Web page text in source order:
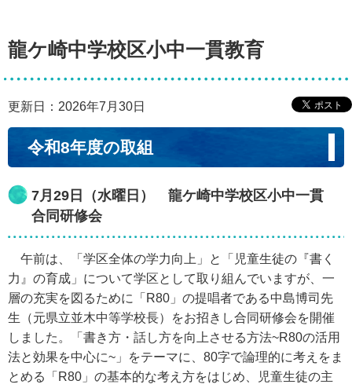
龍ケ崎中学校区小中一貫教育
更新日：2026年7月30日
令和8年度の取組
7月29日（水曜日） 龍ケ崎中学校区小中一貫
合同研修会
午前は、「学区全体の学力向上」と「児童生徒の『書く
力』の育成」について学区として取り組んでいますが、一
層の充実を図るために「R80」の提唱者である中島博司先
生（元県立並木中等学校長）をお招きし合同研修会を開催
しました。「書き方・話し方を向上させる方法~R80の活用
法と効果を中心に~」をテーマに、80字で論理的に考えをま
とめる「R80」の基本的な考え方をはじめ、児童生徒の主